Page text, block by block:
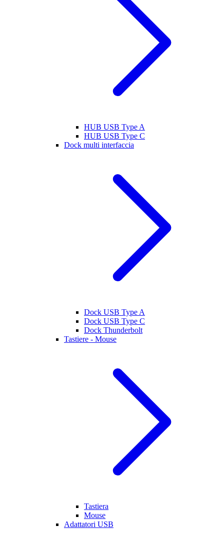
HUB USB Type A
HUB USB Type C
Dock multi interfaccia
Dock USB Type A
Dock USB Type C
Dock Thunderbolt
Tastiere - Mouse
Tastiera
Mouse
Adattatori USB